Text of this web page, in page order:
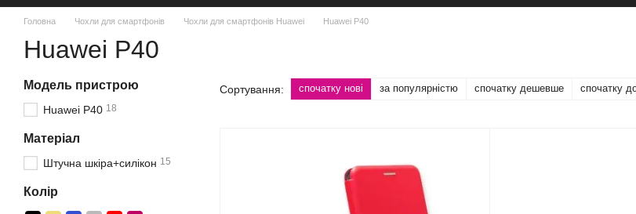
Головна Чохли для смартфонів Чохли для смартфонів Huawei Huawei P40
Huawei P40
Сортування: спочатку нові за популярністю спочатку дешевше спочатку
Модель пристрою
Huawei P40 18
Матеріал
Штучна шкіра+силікон 15
Колір